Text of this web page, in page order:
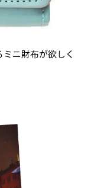
ニ財布が欲しく